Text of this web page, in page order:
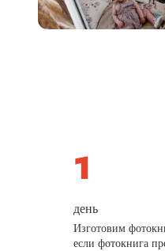
день
Изготовим
если фотокнига